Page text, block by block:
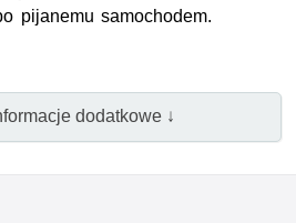
pijanemu samochodem.
dodatkowe ↓